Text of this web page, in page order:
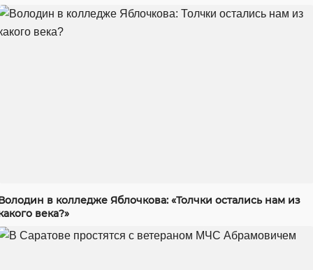
в колледже Яблочкова: «Толчки остались нам из
века?»